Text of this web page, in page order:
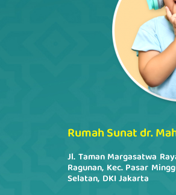
Rumah Sunat dr.
Jl. Taman Margasatwa
Ragunan, Kec. Pasar
Selatan, DKI Jakarta